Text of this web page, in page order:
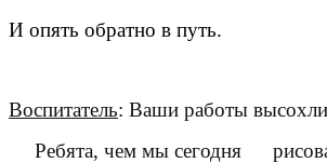
И опять обратно в
Воспитатель: Ваши работы
Ребята, чем мы сегодня